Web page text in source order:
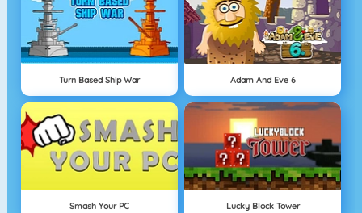
Turn Based Ship War Adam And Eve 6
Smash Your PC Lucky Block Tower